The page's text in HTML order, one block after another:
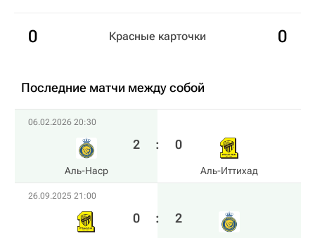
0 Красные карточки 0
Последние матчи между собой
06.02.2026 20:30
Аль-Наср
2 : 0
Аль-Иттихад
26.09.2025 21:00
0 : 2